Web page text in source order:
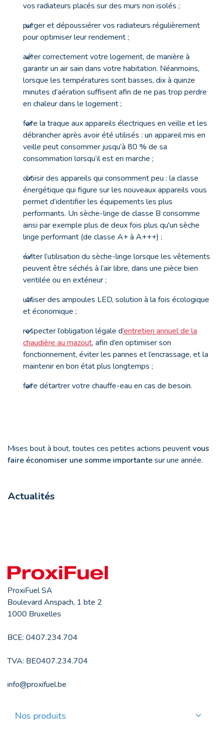
vos radiateurs placés sur des murs non isolés ;
purger et dépoussiérer vos radiateurs régulièrement
pour optimiser leur rendement ;
aérer correctement votre logement, de manière à
garantir un air sain dans votre habitation. Néanmoins,
lorsque les températures sont basses, dix à quinze
minutes d’aération suffisent afin de ne pas trop perdre
en chaleur dans le logement ;
faire la traque aux appareils électriques en veille et les
débrancher après avoir été utilisés : un appareil mis en
veille peut consommer jusqu’à 80 % de sa
consommation lorsqu’il est en marche ;
choisir des appareils qui consomment peu : la classe
énergétique qui figure sur les nouveaux appareils vous
permet d’identifier les équipements les plus
performants. Un sèche-linge de classe B consomme
ainsi par exemple plus de deux fois plus qu'un sèche
linge performant (de classe A+ à A+++) ;
éviter l’utilisation du sèche-linge lorsque les vêtements
peuvent être séchés à l’air libre, dans une pièce bien
ventilée ou en extérieur ;
utiliser des ampoules LED, solution à la fois écologique
et économique ;
respecter l’obligation légale d’entretien annuel de la
chaudière au mazout, afin d’en optimiser son
fonctionnement, éviter les pannes et l’encrassage, et la
maintenir en bon état plus longtemps ;
faire détartrer votre chauffe-eau en cas de besoin.
Mises bout à bout, toutes ces petites actions peuventvous
faire économiser une somme importantesur une année.
Actualités
ProxiFuel SA
Boulevard Anspach, 1 bte 2
1000 Bruxelles
BCE: 0407.234.704
TVA: BE0407.234.704
info@proxifuel.be
Nos produits